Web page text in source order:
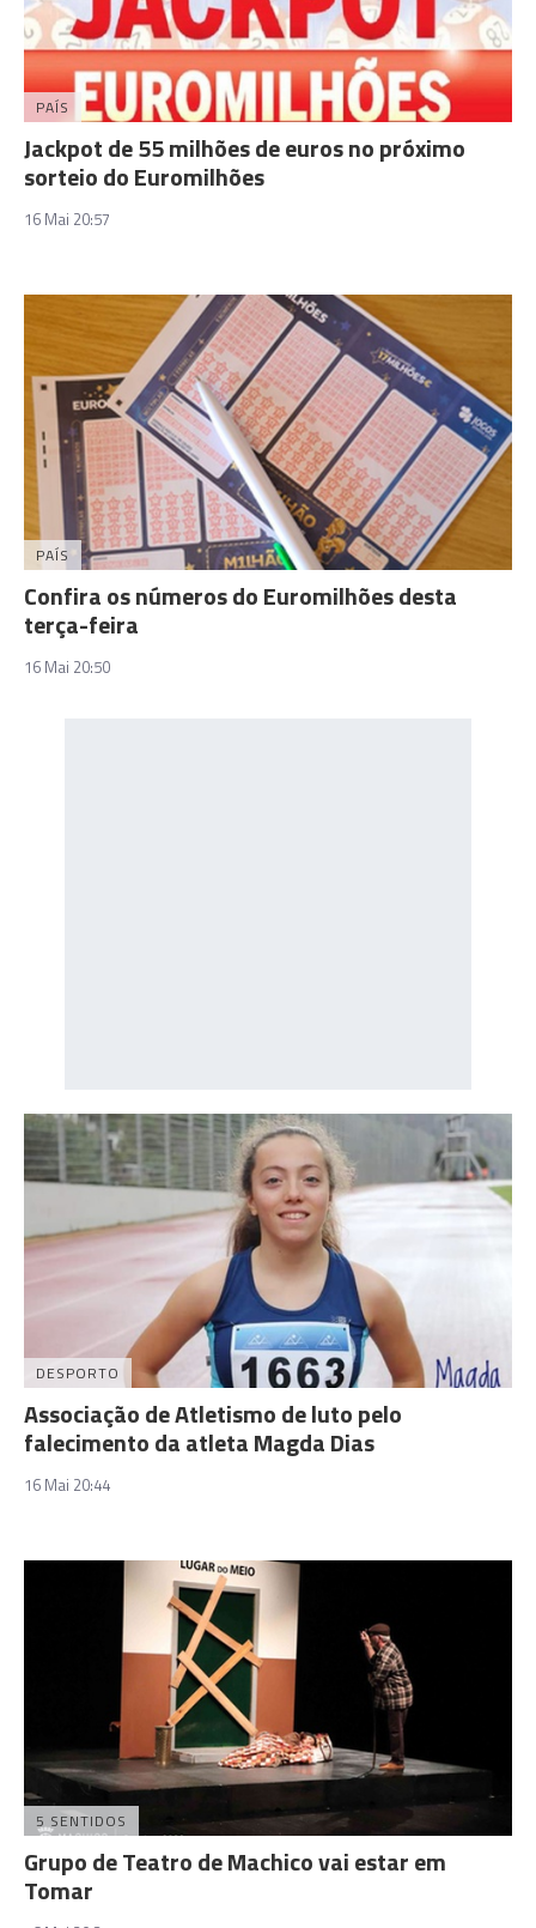
PAÍS
Jackpot de 55 milhões de euros no próximo
sorteio do Euromilhões
16 Mai 20:57
PAÍS
Confira os números do Euromilhões desta
terça-feira
16 Mai 20:50
DESPORTO
Associação de Atletismo de luto pelo
falecimento da atleta Magda Dias
16 Mai 20:44
5 SENTIDOS
Grupo de Teatro de Machico vai estar em
Tomar